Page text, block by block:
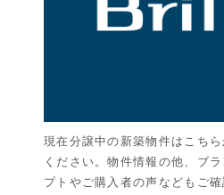
現在分譲中の新築物件はこち
ください。物件情報の他、ブ
プトやご購入者の声などもご